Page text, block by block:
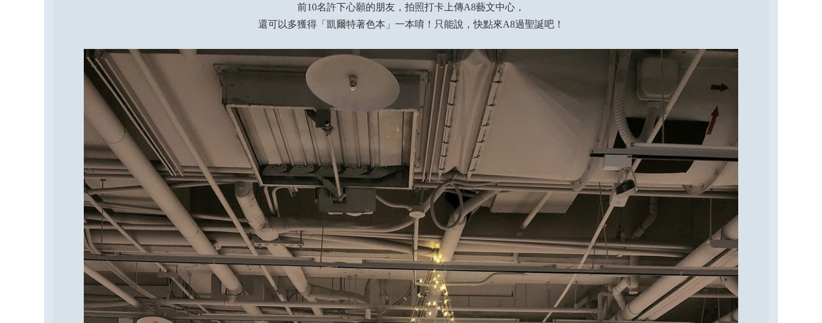
前10名許下心願的朋友，拍照打卡上傳A8藝文中心，
還可以多獲得「凱爾特著色本」一本唷！只能說，快點來A8過聖誕吧！